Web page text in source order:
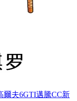
爾夫6GTI邁騰CC新